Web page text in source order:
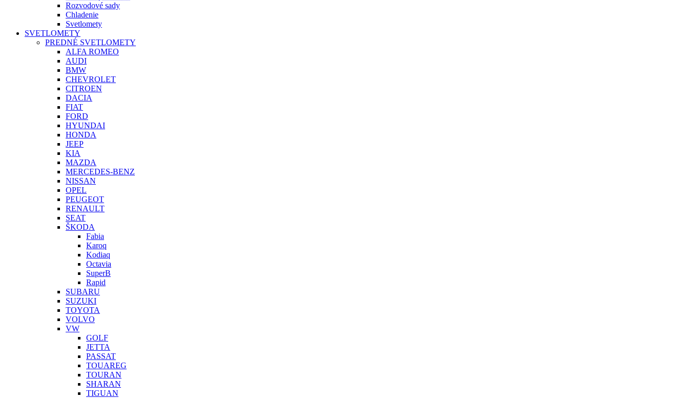
Rozvodové sady
Chladenie
Svetlomety
SVETLOMETY
PREDNÉ SVETLOMETY
ALFA ROMEO
AUDI
BMW
CHEVROLET
CITROEN
DACIA
FIAT
FORD
HYUNDAI
HONDA
JEEP
KIA
MAZDA
MERCEDES-BENZ
NISSAN
OPEL
PEUGEOT
RENAULT
SEAT
ŠKODA
Fabia
Karoq
Kodiaq
Octavia
SuperB
Rapid
SUBARU
SUZUKI
TOYOTA
VOLVO
VW
GOLF
JETTA
PASSAT
TOUAREG
TOURAN
SHARAN
TIGUAN